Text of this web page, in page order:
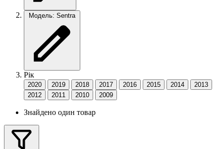
Модель: Sentra
Рік
2020 2019 2018 2017 2016 2015 2014
2013
2012
2011 2010 2009
Знайдено один товар